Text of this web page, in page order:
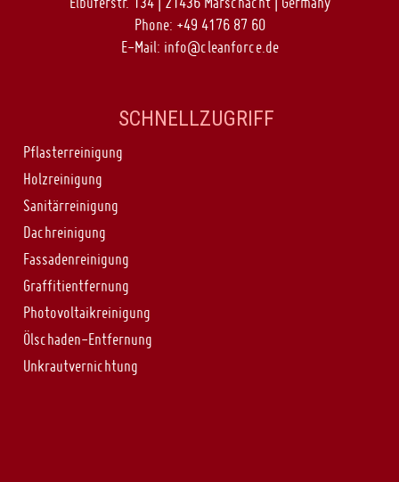
Phone: +49 4176 87 60
E-Mail: info@cleanforce.de
SCHNELLZUGRIFF
Pflasterreinigung
Holzreinigung
Sanitärreinigung
Dachreinigung
Fassadenreinigung
Graffitientfernung
Photovoltaikreinigung
Ölschaden-Entfernung
Unkrautvernichtung